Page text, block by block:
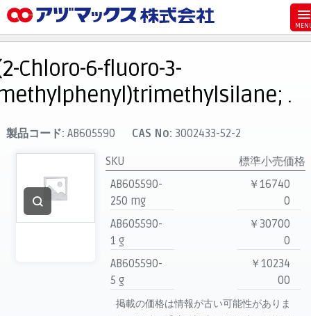
お気に入り
カート
マイアカウント
主要取扱ブランド
代理店一覧
支払い
製品検索
Chloro-6-fluoro-3-
.
製品コード: AB605590 CAS No: 3002433-52-2
SKU
標準小売価格
AB605590-
250 mg
￥16740
0
AB605590-
1 g
￥30700
0
AB605590-
5 g
￥10234
00
掲載の価格は情報が古い可能性がありま